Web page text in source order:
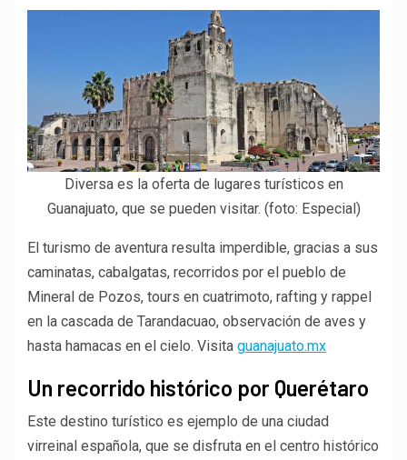
Diversa es la oferta de lugares turísticos en
Guanajuato, que se pueden visitar. (foto: Especial)
El turismo de aventura resulta imperdible, gracias a sus
caminatas, cabalgatas, recorridos por el pueblo de
Mineral de Pozos, tours en cuatrimoto, rafting y rappel
en la cascada de Tarandacuao, observación de aves y
hasta hamacas en el cielo. Visita guanajuato.mx
Un recorrido histórico por Querétaro
Este destino turístico es ejemplo de una ciudad
virreinal española, que se disfruta en el centro histórico